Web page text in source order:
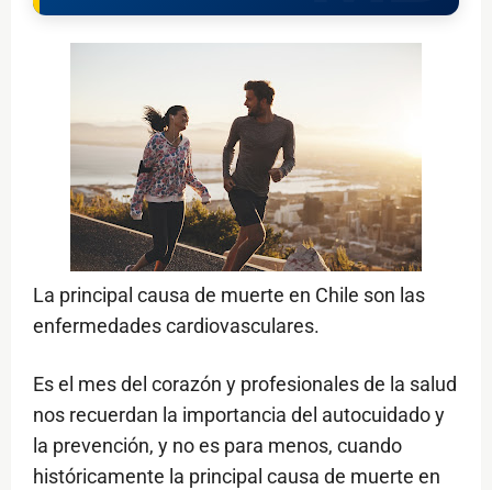
La principal causa de muerte en Chile son las
enfermedades cardiovasculares.
Es el mes del corazón y profesionales de la salud
nos recuerdan la importancia del autocuidado y
la prevención, y no es para menos, cuando
históricamente la principal causa de muerte en